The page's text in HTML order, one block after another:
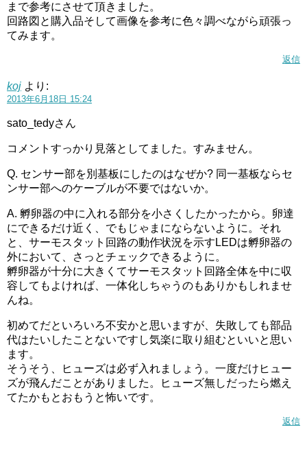
まで参考にさせて頂きました。
回路図と購入品そして画像を参考に色々調べながら頑張っ
てみます。
返信
koj より:
2013年6月18日 15:24
sato_tedyさん
コメントすっかり見落としてました。すみません。
Q. センサー部を別基板にしたのはなぜか? 同一基板ならセ
ンサー部へのケーブルが不要ではないか。
A. 孵卵器の中に入れる部分を小さくしたかったから。卵達
にできるだけ近く、でもじゃまにならないように。それ
と、サーモスタット回路の動作状況を示すLEDは孵卵器の
外において、さっとチェックできるように。
孵卵器が十分に大きくてサーモスタット回路全体を中に収
容してもよければ、一体化しちゃうのもありかもしれませ
んね。
初めてだといろいろ不安かと思いますが、失敗しても部品
代はたいしたことないですし気楽に取り組むといいと思い
ます。
そうそう、ヒューズは必ず入れましょう。一度だけヒュー
ズが飛んだことがありました。ヒューズ無しだったら燃え
てたかもとおもうと怖いです。
返信